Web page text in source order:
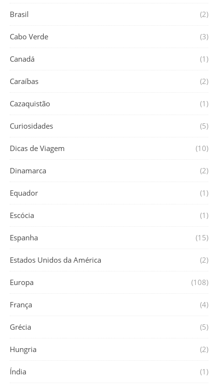
Brasil (2)
Cabo Verde (3)
Canadá (1)
Caraíbas (2)
Cazaquistão (1)
Curiosidades (5)
Dicas de Viagem (10)
Dinamarca (2)
Equador (1)
Escócia (1)
Espanha (15)
Estados Unidos da América (2)
Europa (108)
França (4)
Grécia (5)
Hungria (2)
Índia (1)